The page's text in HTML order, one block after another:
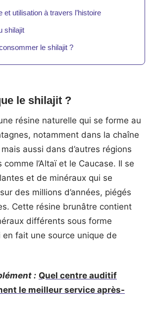
et utilisation à travers l’histoire
shilajit
le shilajit ?
le shilajit ?
résine naturelle qui se forme au
notamment dans la chaîne
aussi dans d’autres régions
l’Altaï et le Caucase. Il se
et de minéraux qui se
des millions d’années, piégés
Cette résine brunâtre contient
différents sous forme
en fait une source unique de
: Quel centre auditif
le meilleur service après-